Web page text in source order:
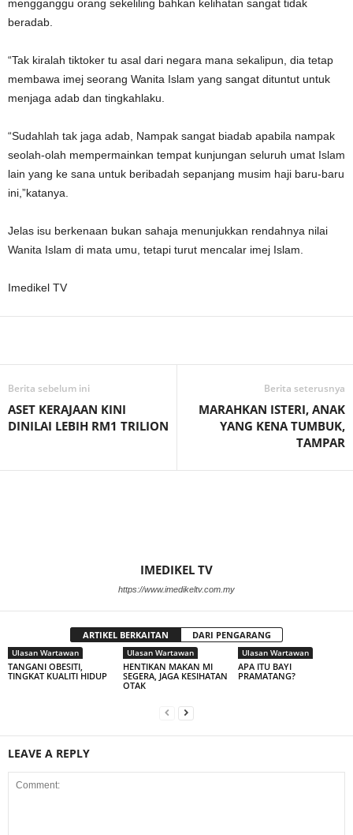
mengganggu orang sekeliling bahkan kelihatan sangat tidak
beradab.
“Tak kiralah tiktoker tu asal dari negara mana sekalipun, dia tetap
membawa imej seorang Wanita Islam yang sangat dituntut untuk
menjaga adab dan tingkahlaku.
“Sudahlah tak jaga adab, Nampak sangat biadab apabila nampak
seolah-olah mempermainkan tempat kunjungan seluruh umat Islam
lain yang ke sana untuk beribadah sepanjang musim haji baru-baru
ini,”katanya.
Jelas isu berkenaan bukan sahaja menunjukkan rendahnya nilai
Wanita Islam di mata umu, tetapi turut mencalar imej Islam.
Imedikel TV
Berita sebelum ini
ASET KERAJAAN KINI
DINILAI LEBIH RM1 TRILION
Berita seterusnya
MARAHKAN ISTERI, ANAK
YANG KENA TUMBUK,
TAMPAR
IMEDIKEL TV
https://www.imedikeltv.com.my
ARTIKEL BERKAITAN DARI PENGARANG
Ulasan Wartawan
TANGANI OBESITI,
TINGKAT KUALITI HIDUP
Ulasan Wartawan
HENTIKAN MAKAN MI
SEGERA, JAGA KESIHATAN
OTAK
Ulasan Wartawan
APA ITU BAYI
PRAMATANG?
LEAVE A REPLY